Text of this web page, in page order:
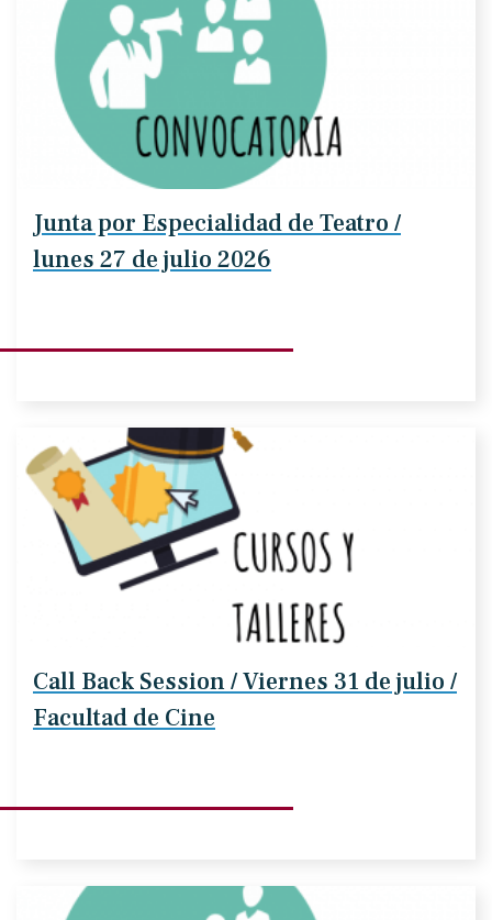
Junta por Especialidad de Teatro /
lunes 27 de julio 2026
Call Back Session / Viernes 31 de julio /
Facultad de Cine